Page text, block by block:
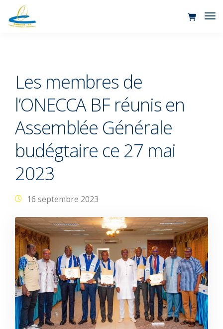
Les membres de
l’ONECCA BF réunis en
Assemblée Générale
budégtaire ce 27 mai
2023
16 septembre 2023